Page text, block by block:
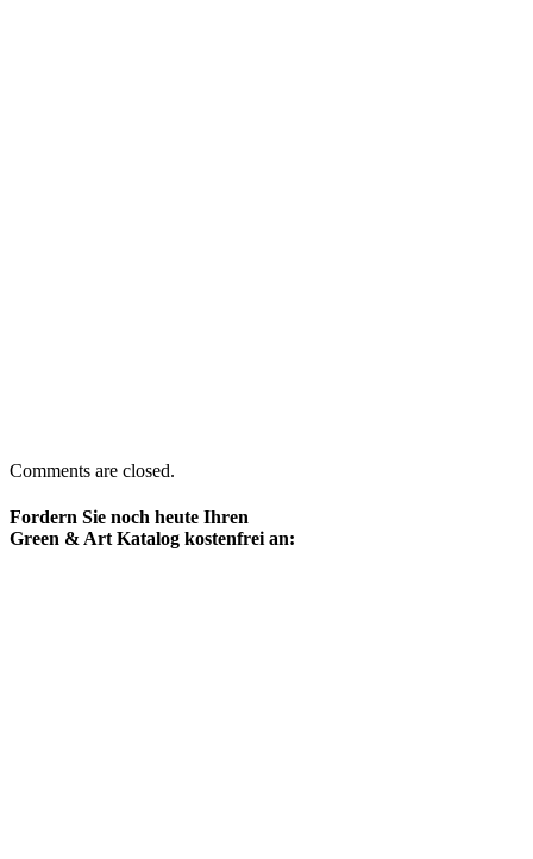
Comments are closed.
Fordern Sie noch heute Ihren
Green & Art Katalog kostenfrei an: